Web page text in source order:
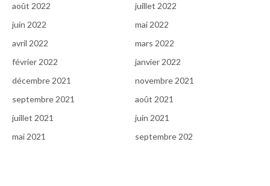
août 2022
juillet 2022
juin 2022
mai 2022
avril 2022
mars 2022
février 2022
janvier 2022
décembre 2021
novembre 2021
septembre 2021
août 2021
juillet 2021
juin 2021
mai 2021
septembre 202